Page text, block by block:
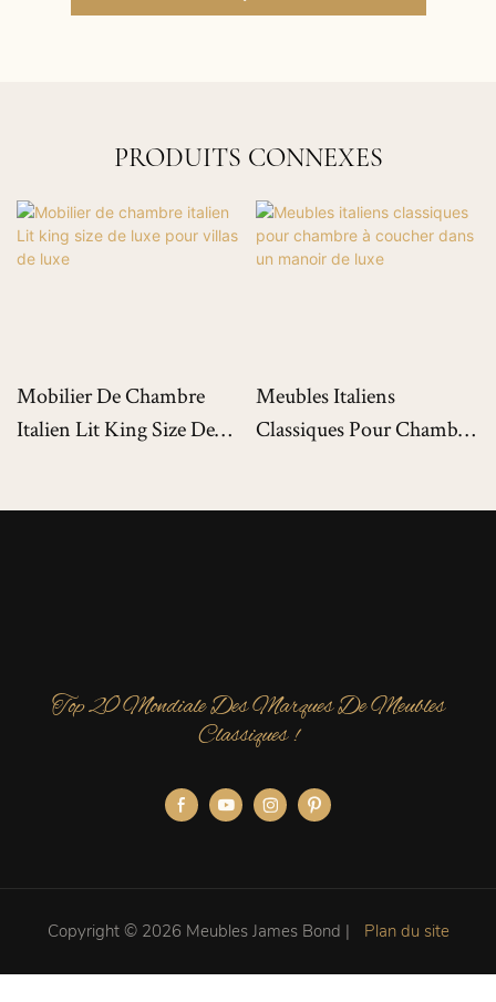
PRODUITS CONNEXES
Mobilier De Chambre
Italien Lit King Size De
Meubles Italiens
Classiques Pour Chambre
Top 20 Mondiale Des Marques De Meubles
Classiques !
Copyright © 2026 Meubles James Bond | Plan du site